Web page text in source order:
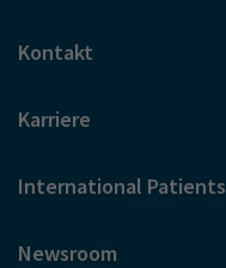
Kontakt
Karriere
International Patients
Newsroom